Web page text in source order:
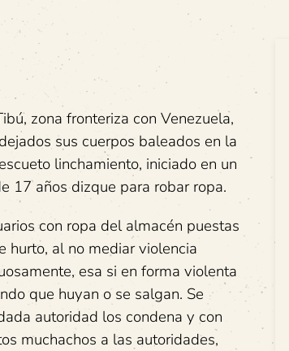
zona fronteriza con Venezuela,
sus cuerpos baleados en la
linchamiento, iniciado en un
17 años dizque para robar ropa.
con ropa del almacén puestas
hurto, al no mediar violencia
esa si en forma violenta
que huyan o se salgan. Se
autoridad los condena y con
muchachos a las autoridades,